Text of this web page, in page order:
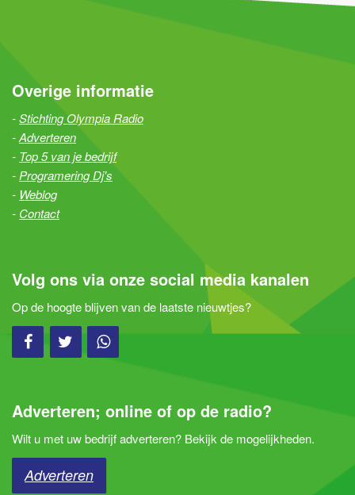
Overige informatie
Stichting Olympia Radio
Adverteren
Top 5 van je bedrijf
Programering Dj's
Weblog
Contact
Volg ons via onze social media kanalen
Op de hoogte blijven van de laatste nieuwtjes?
Adverteren; online of op de radio?
Wilt u met uw bedrijf adverteren? Bekijk de mogelijkheden.
Adverteren